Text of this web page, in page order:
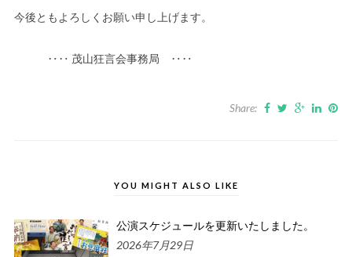
今後ともよろしくお願い申し上げます。
‥‥ 茂山狂言会事務局 ‥‥
Share:
YOU MIGHT ALSO LIKE
公演スケジュールを更新いたしました。
2026年7月29日